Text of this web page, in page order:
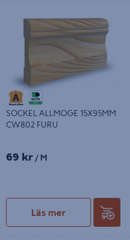
CW802 FURU
SOCKEL ALLMOGE 15X95MM
CW802 FURU
69 kr / M
Läs mer